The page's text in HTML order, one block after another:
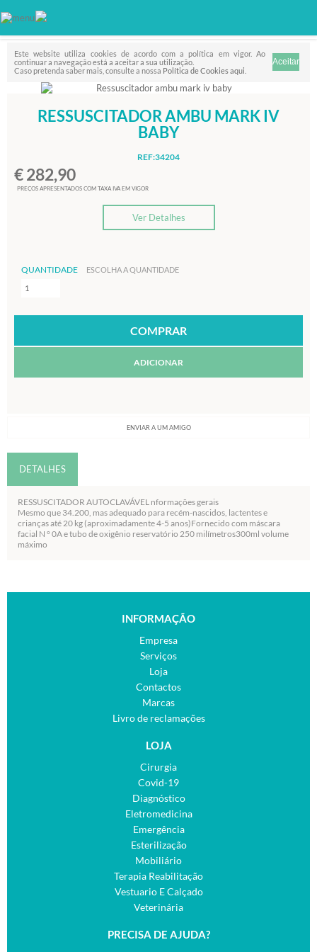
Este website utiliza cookies de acordo com a política em vigor. Ao
continuar a navegação está a aceitar a sua utilização.
Caso pretenda saber mais, consulte a nossa Política de Cookies aqui
RESSUSCITADOR AMBU MARK IV
BABY
REF:34204
€ 282,90
PREÇOS APRESENTADOS COM TAXA IVA EM VIGOR
Ver Detalhes
QUANTIDADE ESCOLHA A QUANTIDADE
ADICIONAR
ENVIAR A UM AMIGO
DETALHES
RESSUSCITADOR AUTOCLAVÁVEL nformações gerais
Mesmo que 34.200, mas adequado para recém-nascidos, lactentes e
crianças até 20 kg (aproximadamente 4-5 anos)Fornecido com máscara
facial N ° 0A e tubo de oxigênio reservatório 250 milímetros300ml volume
máximo
INFORMAÇÃO
Empresa
Serviços
Loja
Contactos
Marcas
Livro de reclamações
LOJA
Cirurgia
Covid-19
Diagnóstico
Eletromedicina
Emergência
Esterilização
Mobiliário
Terapia Reabilitação
Vestuario E Calçado
Veterinária
PRECISA DE AJUDA?